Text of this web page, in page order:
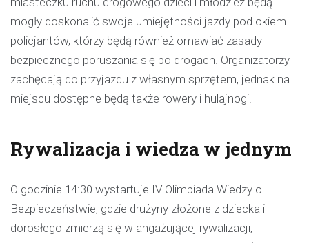
mogły doskonalić swoje umiejętności jazdy pod okiem
policjantów, którzy będą również omawiać zasady
bezpiecznego poruszania się po drogach. Organizatorzy
zachęcają do przyjazdu z własnym sprzętem, jednak na
miejscu dostępne będą także rowery i hulajnogi.
Rywalizacja i wiedza w jednym
O godzinie 14:30 wystartuje IV Olimpiada Wiedzy o
Bezpieczeństwie, gdzie drużyny złożone z dziecka i
dorosłego zmierzą się w angażującej rywalizacji,